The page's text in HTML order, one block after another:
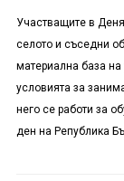
Участващите в
селото и съседни
материална база на
условията за
него се работи за
ден на Република